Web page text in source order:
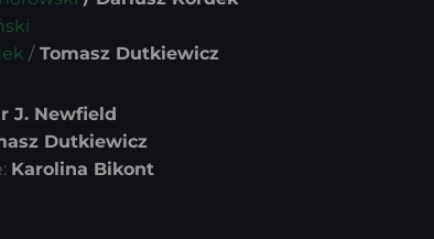
/Tomasz Dutkiewicz
J. Newfield
Dutkiewicz
Karolina Bikont